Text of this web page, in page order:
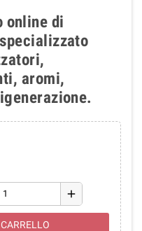
online di
aromi,
add